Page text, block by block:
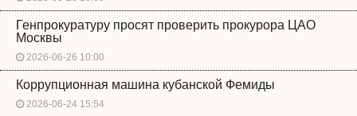
Генпрокуратуру просят проверить прокурора ЦАО
Москвы
2026-06-26 10:00
Коррупционная машина кубанской Фемиды
2026-06-24 15:54